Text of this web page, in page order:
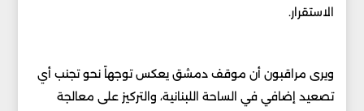
الاستقرار.
ويرى مراقبون أن موقف دمشق يعكس توجهاً نحو تجنب أي
تصعيد إضافي في الساحة اللبنانية، والتركيز على معالجة